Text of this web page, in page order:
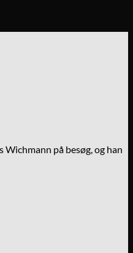
på besøg, og han